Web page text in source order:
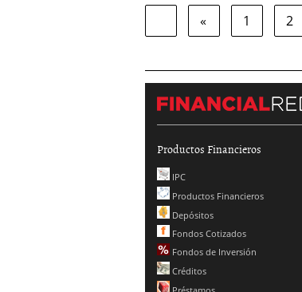
« 1 2
Productos Financieros
IPC
Productos Financieros
Depósitos
Fondos Cotizados
Fondos de Inversión
Créditos